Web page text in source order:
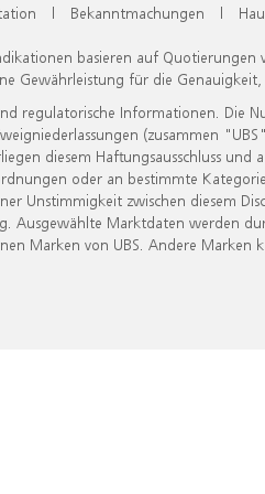
| Bekanntmachungen |
basieren auf
Gewährleistung für die
regulatorische Informationen. Die
(zusammen
diesem Haftungsausschluss
oder an bestimmte
Unstimmigkeit zwischen diesem
Ausgewählte Marktdaten werden
Marken von UBS. Andere Marken